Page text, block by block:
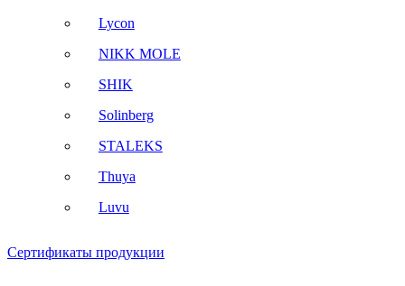
Lycon
NIKK MOLE
SHIK
Solinberg
STALEKS
Thuya
Luvu
Сертификаты продукции